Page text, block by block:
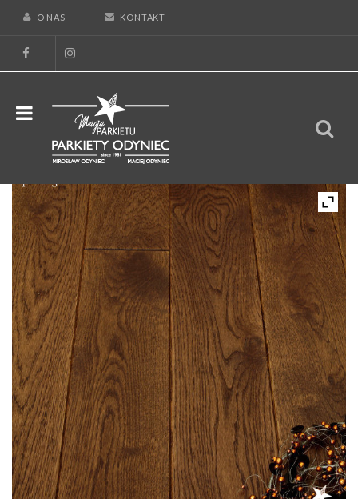
O NAS KONTAKT